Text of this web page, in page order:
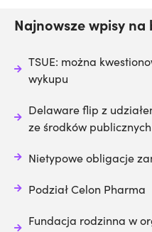
Najnowsze wpisy na
TSUE: można
wykupu
Delaware flip z
ze środków publicznych
Nietypowe obligacje
Podział Celon Pharma
Fundacja rodzinna w